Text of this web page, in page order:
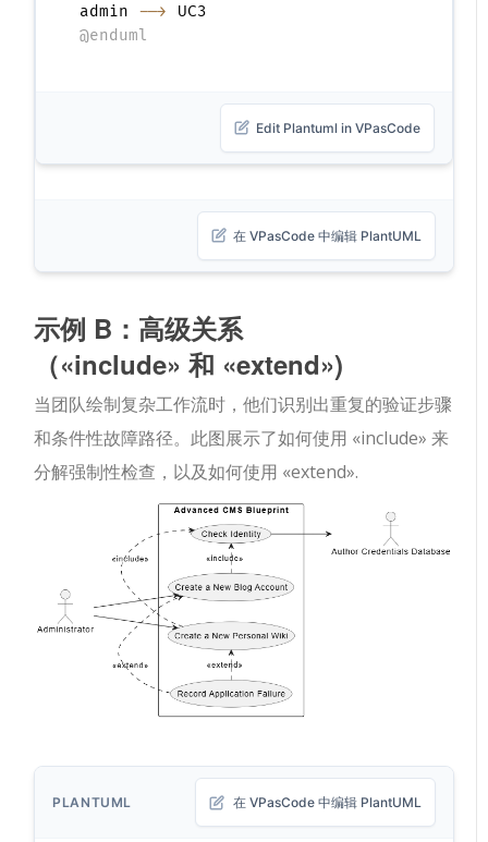
admin -->
@enduml
Edit Plantuml in VPasCode
在 VPasCode 中编辑 PlantUML
示例 B：高级关系
（«include» 和 «extend»)
当团队绘制复杂工作流时，他们识别出重复的验证步骤
和条件性故障路径。此图展示了如何使用 «include» 来
分解强制性检查，以及如何使用 «extend».
PLANTUML 在 VPasCode 中编辑 PlantUML